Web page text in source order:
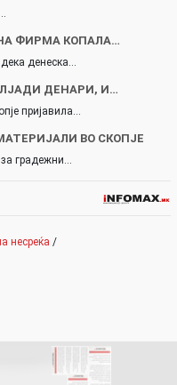
ФИРМА КОПАЛА…
дека денеска…
ДЕНАРИ, И…
пријавила…
ВО СКОПЈЕ
градежни…
несреќа /